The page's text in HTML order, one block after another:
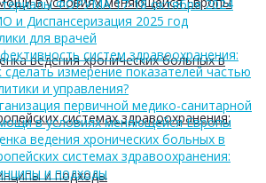
ведения хронических больных в
системах здравоохранения:
и подходы
ФОРУМА 17-18 октября 2024
и Диспансеризация 2025 год
для врачей
систем здравоохранения:
сделать измерение показателей частью
и управления?
первичной медико-санитарной
в условиях меняющейся Европы
ведения хронических больных в
системах здравоохранения:
и подходы